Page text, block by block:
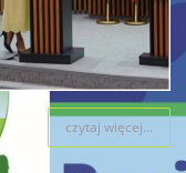
czytaj więcej...